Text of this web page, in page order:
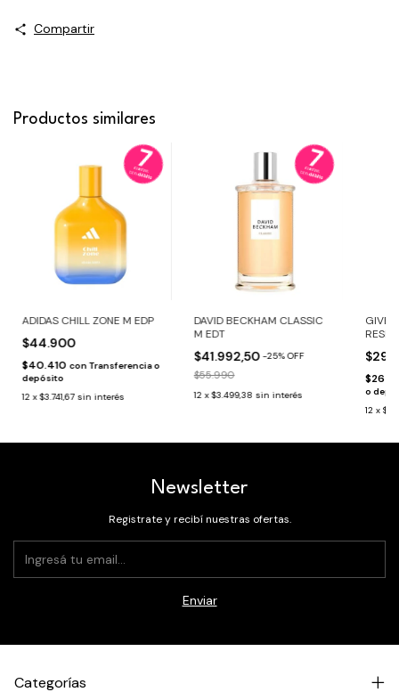
Compartir
Productos similares
ADIDAS CHILL ZONE M EDP
$44.900
$40.410 con Transferencia o
depósito
12 x$3.741,67 sin interés
DAVID BECKHAM CLASSIC
M EDT
$41.992,50 -25%OFF
$55.990
12 x$3.499,38 sin interés
o
12 x
Newsletter
Registrate y recibí nuestras ofertas.
Categorías